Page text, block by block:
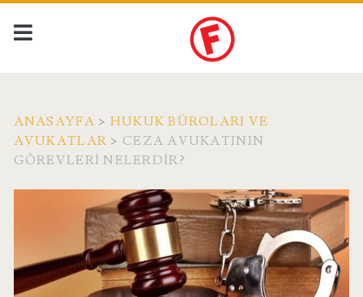
ANASAYFA > HUKUK BÜROLARI VE
AVUKATLAR > CEZA AVUKATININ
GÖREVLERI NELERDIR?